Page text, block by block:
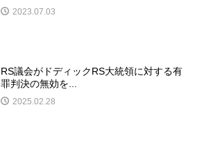
2023.07.03
RS議会がドディックRS大統領に対する有
罪判決の無効を...
2025.02.28